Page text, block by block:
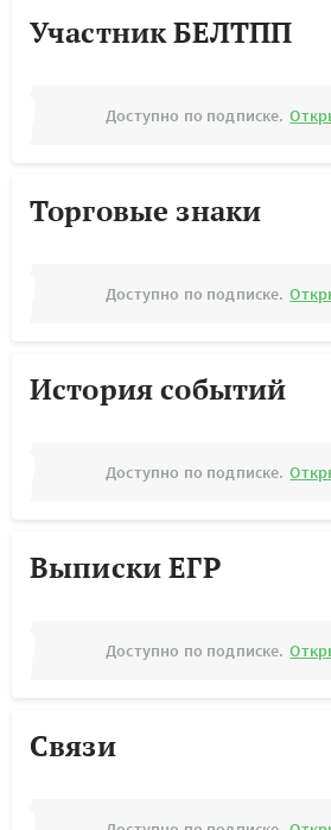
Участник БЕЛТПП
Доступно по подписке.
Торговые знаки
Доступно по подписке.
История событий
Доступно по подписке.
Выписки ЕГР
Доступно по подписке.
Связи